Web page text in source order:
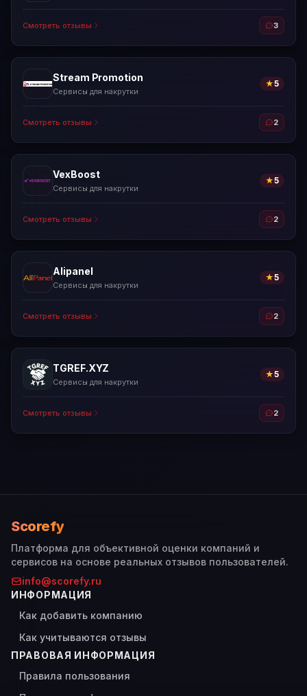
Смотреть отзывы 3
Stream Promotion
Сервисы для накрутки
★5
Смотреть отзывы 2
VexBoost
Сервисы для накрутки
★5
Смотреть отзывы 2
Alipanel
Сервисы для накрутки
★5
Смотреть отзывы 2
TGREF.XYZ
Сервисы для накрутки
★5
Смотреть отзывы 2
Scorefy
Платформа для объективной оценки компаний и
сервисов на основе реальных отзывов пользователей.
info@scorefy.ru
ИНФОРМАЦИЯ
Как добавить компанию
Как учитываются отзывы
ПРАВОВАЯ ИНФОРМАЦИЯ
Правила пользования